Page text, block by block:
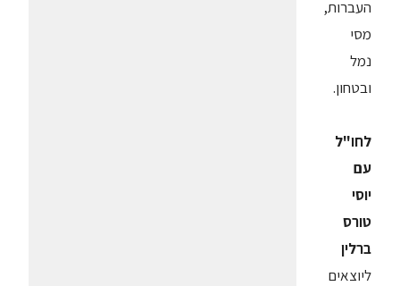
העברות,
מסי
נמל
ובטחון.
לחו"ל
עם
יוסי
טורס
ברלין
ליוצאים